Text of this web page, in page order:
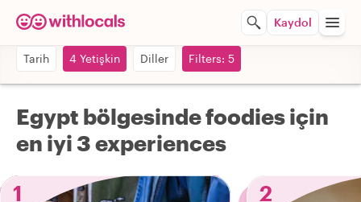
Kaydol
Tarih 4 Yetişkin Diller Filters: 5
Egypt bölgesinde foodies için
en iyi 3 experiences
1
2